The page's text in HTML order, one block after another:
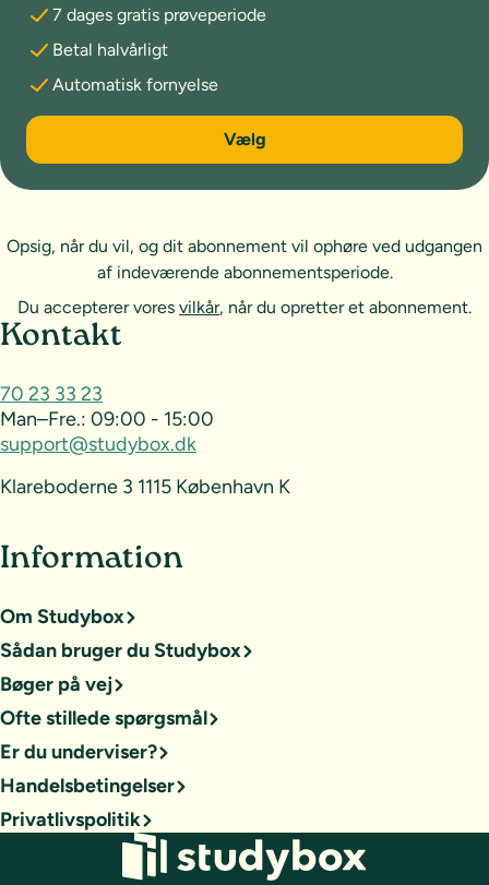
7 dages gratis prøveperiode
Betal halvårligt
Automatisk fornyelse
6 måneder
Vælg
Opsig, når du vil, og dit abonnement vil ophøre ved udgangen
af indeværende abonnementsperiode.
Du accepterer vores vilkår, når du opretter et abonnement.
Sideoversigt og kontakt
Kontakt
70 23 33 23
Man–Fre.: 09:00 - 15:00
support@studybox.dk
Klareboderne 3 1115 København K
Information
Om Studybox
Sådan bruger du Studybox
Bøger på vej
Ofte stillede spørgsmål
Er du underviser?
Handelsbetingelser
Privatlivspolitik